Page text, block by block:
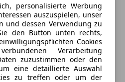
Euro 5
Diesel
personalisierte Werbung
auszuspielen, unser
und dessen Verwendung zu
den Button unten rechts,
Cookies
Verarbeitung
zuzustimmen oder den
eine detaillierte Auswahl
zu treffen oder um der